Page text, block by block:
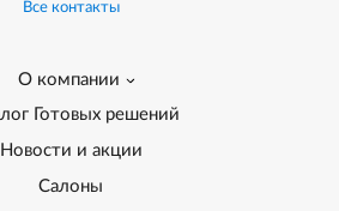
Все контакты
О компании
Готовых решений
Новости и акции
Салоны